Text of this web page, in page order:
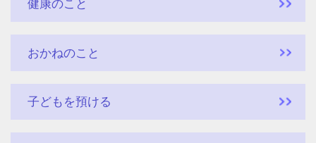
健康のこと
おかねのこと
子どもを預ける